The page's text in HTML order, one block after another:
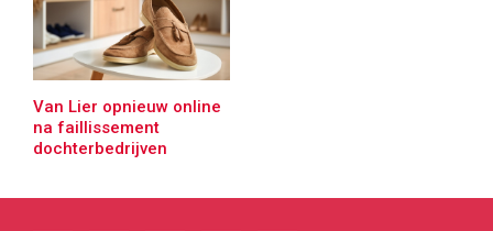
Van Lier opnieuw online
na faillissement
dochterbedrijven